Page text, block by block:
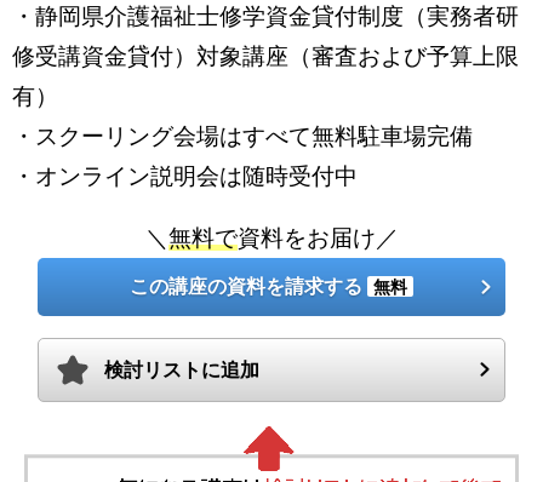
・静岡県介護福祉士修学資金貸付制度（実務者研
修受講資金貸付）対象講座（審査および予算上限
有）
・スクーリング会場はすべて無料駐車場完備
・オンライン説明会は随時受付中
＼ 無料で資料をお届け／
この講座の資料を請求する 無料
検討リストに追加